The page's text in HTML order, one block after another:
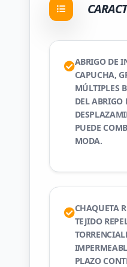
ABRIGO DE
CAPUCHA,
MÚLTIPLES
DEL ABRIGO
PUEDE
MODA.
CHAQUETA
TEJIDO
PLAZO